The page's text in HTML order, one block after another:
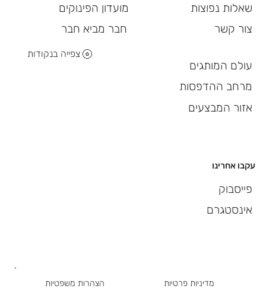
מועדון הפינוקים
חבר מביא חבר
צפייה בנקודות
עקבו אחרינו
פייסבוק
אינסטגרם
שאלות נפוצות
צור קשר
עולם המותגים
מרחב ההדפסות
אזור המבצעים
מדיניות פרטיות הצהרות משפטיות